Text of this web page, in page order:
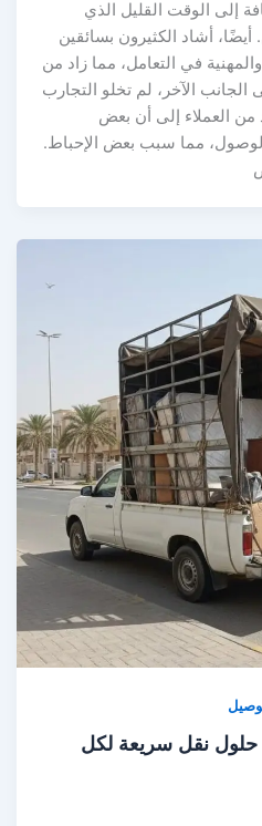
إلى الوقت القليل الذي
أشاد الكثيرون بسائقين
في التعامل، مما زاد من
الآخر، لم تخلو التجارب
العملاء إلى أن بعض
مما سبب بعض الإحباط.
نقل سريعة لكل